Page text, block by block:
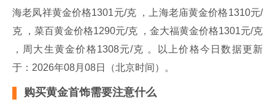
海老凤祥黄金价格1301元/克 ，上海老庙黄金价格1310元/
克 ，菜百黄金价格1290元/克 ，金大福黄金价格1301元/克
，周大生黄金价格1308元/克 。以上价格今日数据更新
于：2026年08月08日（北京时间）。
购买黄金首饰需要注意什么